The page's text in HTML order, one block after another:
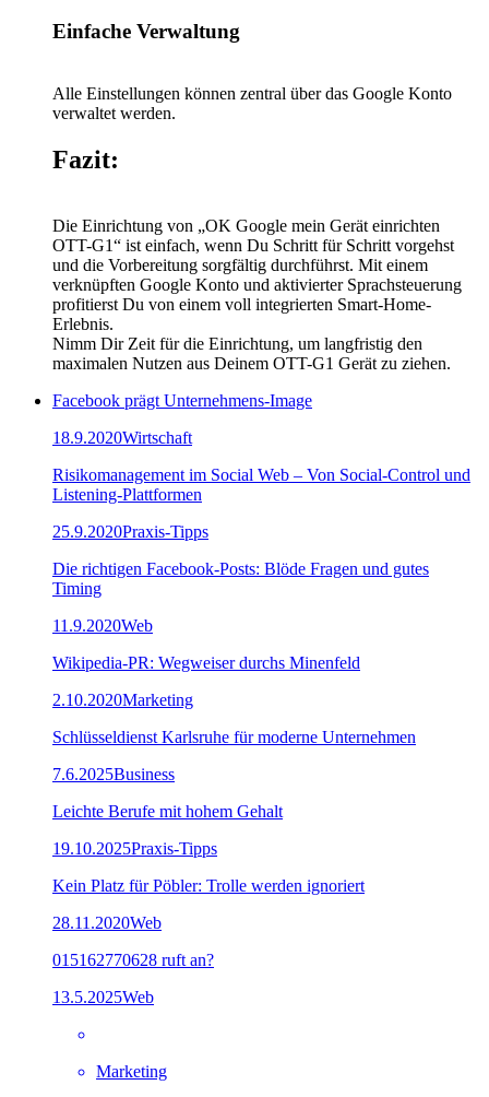
Einfache Verwaltung
Alle Einstellungen können zentral über das Google Konto
verwaltet werden.
Fazit:
Die Einrichtung von „OK Google mein Gerät einrichten
OTT-G1“ ist einfach, wenn Du Schritt für Schritt vorgehst
und die Vorbereitung sorgfältig durchführst. Mit einem
verknüpften Google Konto und aktivierter Sprachsteuerung
profitierst Du von einem voll integrierten Smart-Home-
Erlebnis.
Nimm Dir Zeit für die Einrichtung, um langfristig den
maximalen Nutzen aus Deinem OTT-G1 Gerät zu ziehen.
Facebook prägt Unternehmens-Image
18.9.2020Wirtschaft
Risikomanagement im Social Web – Von Social-Control und
Listening-Plattformen
25.9.2020Praxis-Tipps
Die richtigen Facebook-Posts: Blöde Fragen und gutes
Timing
11.9.2020Web
Wikipedia-PR: Wegweiser durchs Minenfeld
2.10.2020Marketing
Schlüsseldienst Karlsruhe für moderne Unternehmen
7.6.2025Business
Leichte Berufe mit hohem Gehalt
19.10.2025Praxis-Tipps
Kein Platz für Pöbler: Trolle werden ignoriert
28.11.2020Web
015162770628 ruft an?
13.5.2025Web
Marketing